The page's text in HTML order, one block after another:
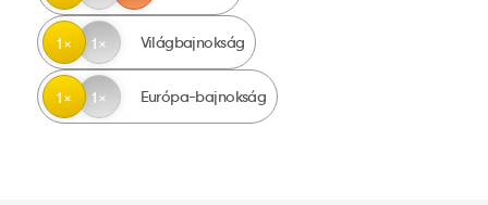
1 1 Világbajnokság
1 1 Európa-bajnokság